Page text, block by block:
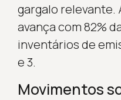
gargalo relevante.
avança com 82%
inventários de
e 3.
Movimentos